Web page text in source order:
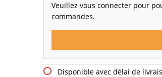
Veuillez vous connecter pour
commandes.
Disponible avec délai de